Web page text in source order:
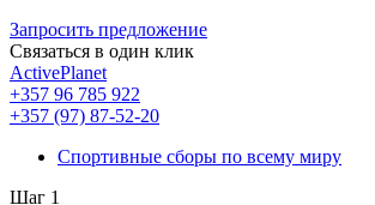
Запросить предложение
Связаться в один клик
ActivePlanet
+357 96 785 922
+357 (97) 87-52-20
Спортивные сборы по всему миру
Шаг 1